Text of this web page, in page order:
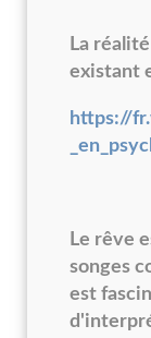
La
existant
https://
Le rêve
songes
est